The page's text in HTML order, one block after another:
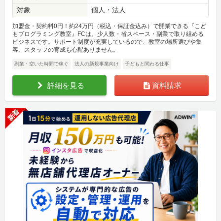
対象 個人・法人
加盟金・契約料0円！約24万円（税込・保証金込み）で開業できる『こど
もプログラミング教室』FCは、少人数・省スペース・副業で取り組める
ビジネスです。サポート制度が充実しているので、教室の場所選びや集
客、スタッフの育成も心配ありません。
副業・空いた時間で稼ぐ 法人の新規事業向け 子どもと関わる仕事
詳細を見る 資料請求
新着